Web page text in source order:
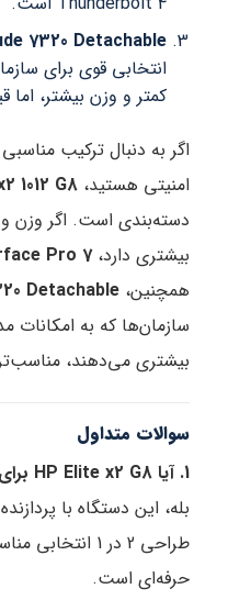
7320 Detachable
انتخابی قوی برای
کمتر و وزن بیشتر، اما
اگر به دنبال ترکیب
امنیتی هستید، 1012 G8
دسته‌بندی است. اگر وزن
بیشتری دارد،Pro 7+
همچنین، Detachable
سازمان‌ها که به امکانات
بیشتری می‌دهند،
سوالات متداول
1. آیا HP Elite x2 G8 برای کارهای حرفه‌ای مناسب است؟
طراحی 2 در 1
حرفه‌ای است.